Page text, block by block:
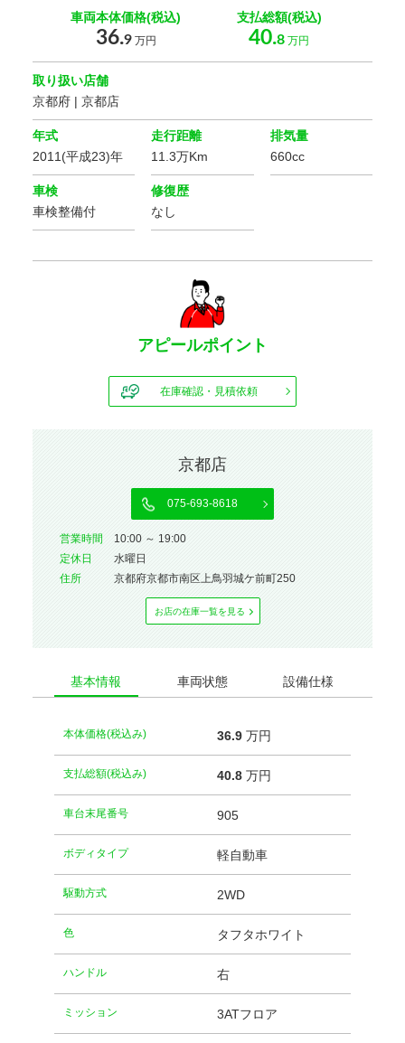
車両本体価格(税込)
36.9万円
支払総額(税込)
40.8 万円
取り扱い店舗
京都府 | 京都店
年式
2011(平成23)年
走行距離
11.3万Km
排気量
660cc
車検
車検整備付
修復歴
なし
アピールポイント
在庫確認・見積依頼
京都店
075-693-8618
営業時間
10:00 ～ 19:00
定休⽇
水曜日
住所
京都府京都市南区上鳥羽城ケ前町250
お店の在庫⼀覧を⾒る
基本情報 車両状態 設備仕様
本体価格(税込み) 36.9万円
支払総額(税込み) 40.8万円
車台末尾番号 905
ボディタイプ 軽自動車
駆動方式 2WD
⾊ タフタホワイト
ハンドル 右
ミッション 3ATフロア